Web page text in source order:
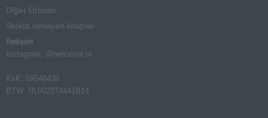
Diğer Ürünler
Stokta olmayan kitaplar
İletişim
Instagram: @berceste.nl
KvK: 69548439
BTW: NL002274441B14